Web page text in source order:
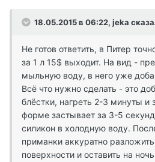
18.05.2015 в 06:22, jeka
Не готов ответить, в Питер
за 1 л 15$ выходит. На вид -
мыльную воду, в него уже
Всё что нужно сделать - это
блёстки, нагреть 2-3 минуты и
форме застывает за 3-5
силикон в холодную воду.
приманки аккуратно
поверхности и оставить на